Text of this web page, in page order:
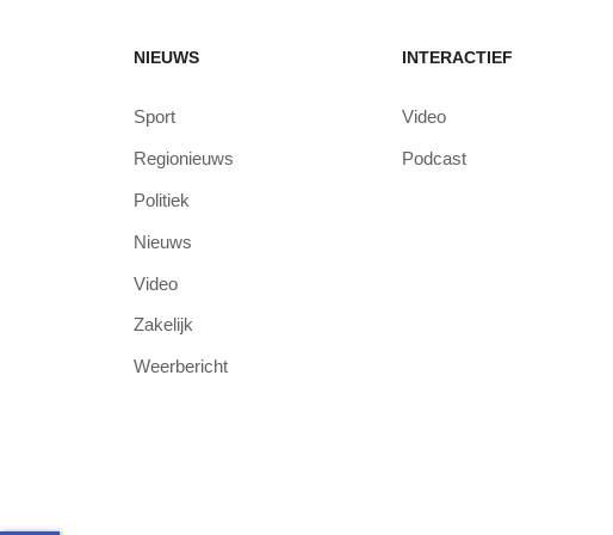
NIEUWS
Sport
Regionieuws
Politiek
Nieuws
Video
Zakelijk
Weerbericht
INTERACTIEF
Video
Podcast